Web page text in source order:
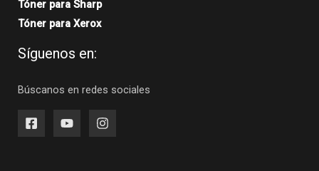
Tóner para Sharp
Tóner para Xerox
Síguenos en:
Búscanos en redes sociales